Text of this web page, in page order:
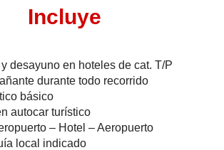
Incluye
desayuno en hoteles de cat. T/P
durante todo recorrido
básico
autocar turístico
– Hotel – Aeropuerto
local indicado